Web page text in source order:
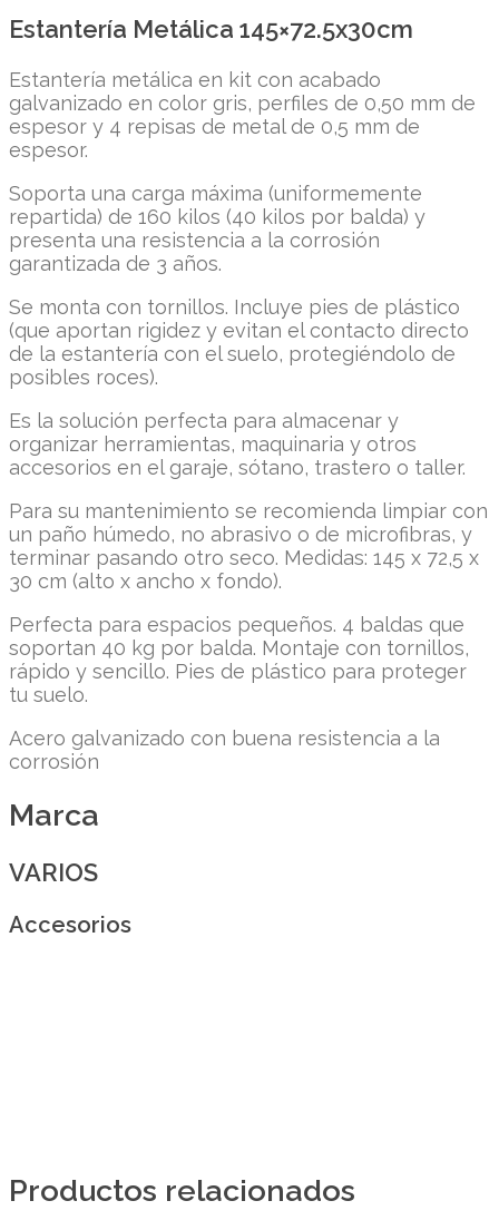
Estantería Metálica 145×72.5x30cm
Estantería metálica en kit con acabado
galvanizado en color gris, perfiles de 0,50 mm de
espesor y 4 repisas de metal de 0,5 mm de
espesor.
Soporta una carga máxima (uniformemente
repartida) de 160 kilos (40 kilos por balda) y
presenta una resistencia a la corrosión
garantizada de 3 años.
Se monta con tornillos. Incluye pies de plástico
(que aportan rigidez y evitan el contacto directo
de la estantería con el suelo, protegiéndolo de
posibles roces).
Es la solución perfecta para almacenar y
organizar herramientas, maquinaria y otros
accesorios en el garaje, sótano, trastero o taller.
Para su mantenimiento se recomienda limpiar con
un paño húmedo, no abrasivo o de microfibras, y
terminar pasando otro seco. Medidas: 145 x 72,5 x
30 cm (alto x ancho x fondo).
Perfecta para espacios pequeños. 4 baldas que
soportan 40 kg por balda. Montaje con tornillos,
rápido y sencillo. Pies de plástico para proteger
tu suelo.
Acero galvanizado con buena resistencia a la
corrosión
Marca
VARIOS
Accesorios
Productos relacionados